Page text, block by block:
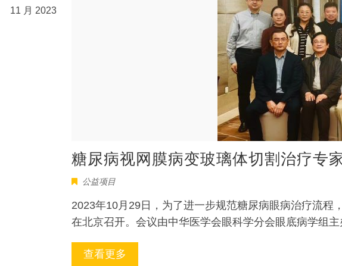
11 月 2023
糖尿病视网膜病变玻璃体切割治疗专
公益项目
2023年10月29日，为了进一步规范糖尿病眼病治疗流程
在北京召开。会议由中华医学会眼科学分会眼底病学组
查看更多